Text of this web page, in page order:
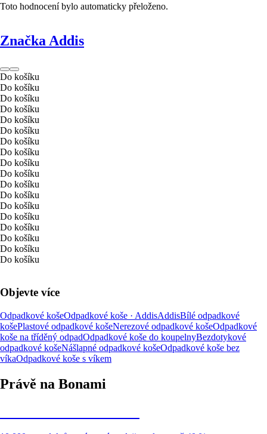
Toto hodnocení bylo automaticky přeloženo.
Značka Addis
Do košíku
Do košíku
Do košíku
Do košíku
Do košíku
Do košíku
Do košíku
Do košíku
Do košíku
Do košíku
Do košíku
Do košíku
Do košíku
Do košíku
Do košíku
Do košíku
Do košíku
Do košíku
Objevte více
Odpadkové košeOdpadkové koše · AddisAddisBílé odpadkové
košePlastové odpadkové košeNerezové odpadkové košeOdpadkové
koše na tříděný odpadOdpadkové koše do koupelnyBezdotykové
odpadkové košeNášlapné odpadkové košeOdpadkové koše bez
víkaOdpadkové koše s víkem
Právě na Bonami